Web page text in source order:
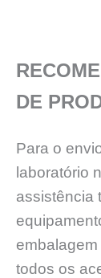
DE
Para o
laboratório
assistência
todos os